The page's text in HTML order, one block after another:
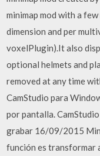
minimap mod with a
dimension and per
voxelPlugin).It also
optional helmets and
removed at any time
CamStudio para
por pantalla.
grabar 16/09/2015
función es transformar